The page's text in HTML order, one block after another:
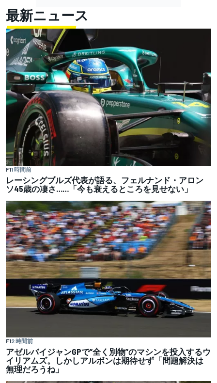
最新ニュース
F11 時間前
レーシングブルズ代表が語る、フェルナンド・アロン
ソ45歳の凄さ……「今も衰えるところを見せない」
F12 時間前
アゼルバイジャンGPで”全く別物”のマシンを投入するウ
イリアムズ。しかしアルボンは期待せず「問題解決は
無理だろうね」